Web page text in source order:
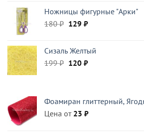
составляла
437 ₽.
370 ₽.
Ножницы фигурные "Арки"
180₽ Первоначальная
180 ₽.
129 ₽Текущая
Сизаль Желтый
199₽ Первоначальная
120 ₽Текущая
Фоамиран глиттерный,
Цена от 23 ₽